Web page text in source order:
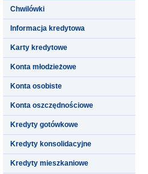
Chwilówki
Informacja kredytowa
Karty kredytowe
Konta młodzieżowe
Konta osobiste
Konta oszczędnościowe
Kredyty gotówkowe
Kredyty konsolidacyjne
Kredyty mieszkaniowe